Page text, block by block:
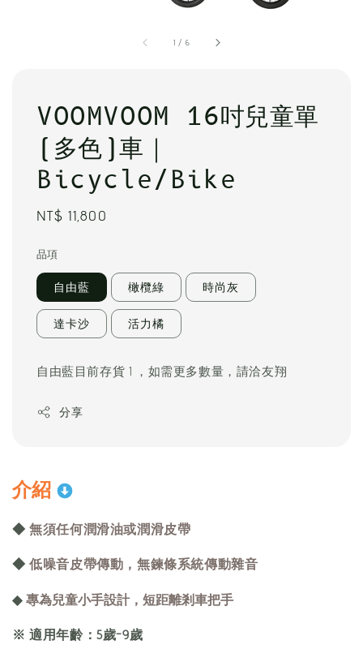
1 / 6
VOOMVOOM 16吋兒童單
(多色)車｜
Bicycle/Bike
Regular
NT$ 11,800
品項
自由藍 橄欖綠 時尚灰
達卡沙 活力橘
自由藍目前存貨 1 ，如需更多數量，請洽友翔
分享
介紹
◆ 無須任何潤滑油或潤滑皮帶
◆低噪音皮帶傳動，無鍊條系統傳動雜音
◆專為兒童小手設計，短距離剎車把手
※ 適用年齡：5歲-9歲